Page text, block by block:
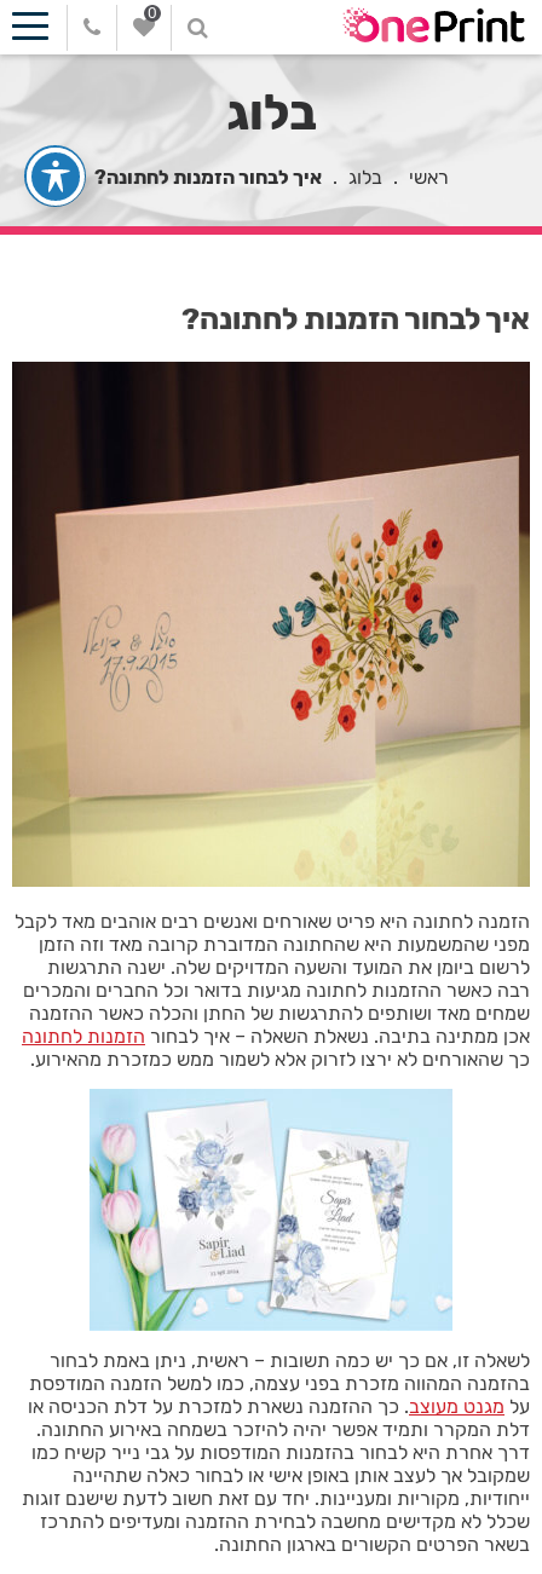
0
בלוג
ראשי . בלוג . איך לבחור הזמנות לחתונה?
איך לבחור הזמנות לחתונה?
הזמנה לחתונה היא פריט שאורחים ואנשים רבים אוהבים מאד לקבל
מפני שהמשמעות היא שהחתונה המדוברת קרובה מאד וזה הזמן
לרשום ביומן את המועד והשעה המדויקים שלה. ישנה התרגשות
רבה כאשר ההזמנות לחתונה מגיעות בדואר וכל החברים והמכרים
שמחים מאד ושותפים להתרגשות של החתן והכלה כאשר ההזמנה
אכן ממתינה בתיבה. נשאלת השאלה – איך לבחור הזמנות לחתונה
כך שהאורחים לא ירצו לזרוק אלא לשמור ממש כמזכרת מהאירוע.
לשאלה זו, אם כך יש כמה תשובות – ראשית, ניתן באמת לבחור
בהזמנה המהווה מזכרת בפני עצמה, כמו למשל הזמנה המודפסת
על מגנט מעוצב. כך ההזמנה נשארת למזכרת על דלת הכניסה או
דלת המקרר ותמיד אפשר יהיה להיזכר בשמחה באירוע החתונה.
דרך אחרת היא לבחור בהזמנות המודפסות על גבי נייר קשיח כמו
שמקובל אך לעצב אותן באופן אישי או לבחור כאלה שתהיינה
ייחודיות, מקוריות ומעניינות. יחד עם זאת חשוב לדעת שישנם זוגות
שכלל לא מקדישים מחשבה לבחירת ההזמנה ומעדיפים להתרכז
בשאר הפרטים הקשורים בארגון החתונה.